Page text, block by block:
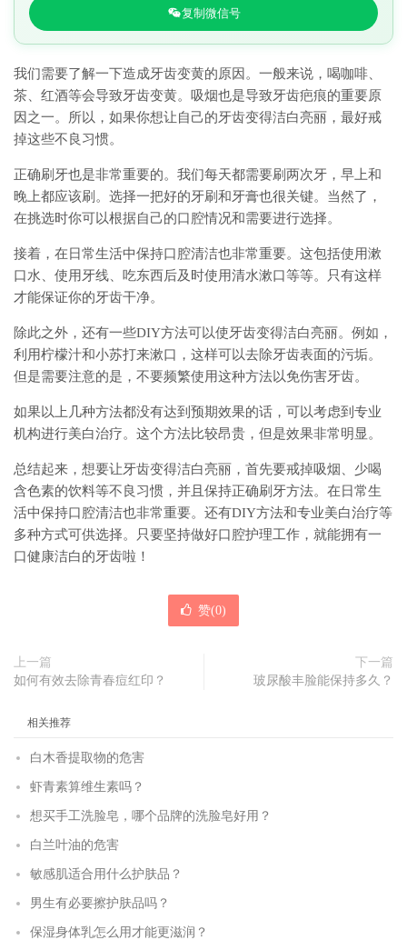
复制微信号
我们需要了解一下造成牙齿变黄的原因。一般来说，喝咖啡、
茶、红酒等会导致牙齿变黄。吸烟也是导致牙齿疤痕的重要原
因之一。所以，如果你想让自己的牙齿变得洁白亮丽，最好戒
掉这些不良习惯。
正确刷牙也是非常重要的。我们每天都需要刷两次牙，早上和
晚上都应该刷。选择一把好的牙刷和牙膏也很关键。当然了，
在挑选时你可以根据自己的口腔情况和需要进行选择。
接着，在日常生活中保持口腔清洁也非常重要。这包括使用漱
口水、使用牙线、吃东西后及时使用清水漱口等等。只有这样
才能保证你的牙齿干净。
除此之外，还有一些DIY方法可以使牙齿变得洁白亮丽。例如，
利用柠檬汁和小苏打来漱口，这样可以去除牙齿表面的污垢。
但是需要注意的是，不要频繁使用这种方法以免伤害牙齿。
如果以上几种方法都没有达到预期效果的话，可以考虑到专业
机构进行美白治疗。这个方法比较昂贵，但是效果非常明显。
总结起来，想要让牙齿变得洁白亮丽，首先要戒掉吸烟、少喝
含色素的饮料等不良习惯，并且保持正确刷牙方法。在日常生
活中保持口腔清洁也非常重要。还有DIY方法和专业美白治疗等
多种方式可供选择。只要坚持做好口腔护理工作，就能拥有一
口健康洁白的牙齿啦！
赞(0)
上一篇
如何有效去除青春痘红印？
下一篇
玻尿酸丰脸能保持多久？
相关推荐
白木香提取物的危害
虾青素算维生素吗？
想买手工洗脸皂，哪个品牌的洗脸皂好用？
白兰叶油的危害
敏感肌适合用什么护肤品？
男生有必要擦护肤品吗？
保湿身体乳怎么用才能更滋润？